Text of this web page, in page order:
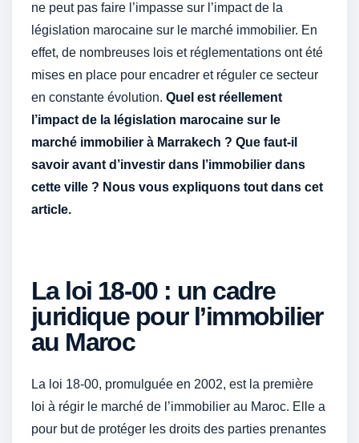
ne peut pas faire l’impasse sur l’impact de la
législation marocaine sur le marché immobilier. En
effet, de nombreuses lois et réglementations ont été
mises en place pour encadrer et réguler ce secteur
en constante évolution. Quel est réellement
l’impact de la législation marocaine sur le
marché immobilier à Marrakech ? Que faut-il
savoir avant d’investir dans l’immobilier dans
cette ville ? Nous vous expliquons tout dans cet
article.
La loi 18-00 : un cadre
juridique pour l’immobilier
au Maroc
La loi 18-00, promulguée en 2002, est la première
loi à régir le marché de l’immobilier au Maroc. Elle a
pour but de protéger les droits des parties prenantes